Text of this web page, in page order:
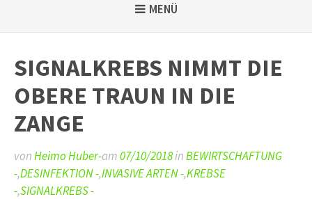
MENÜ
SIGNALKREBS NIMMT DIE
OBERE TRAUN IN DIE
ZANGE
vonHeimo Huber-am07/10/2018inBEWIRTSCHAFTUNG
-,DESINFEKTION -,INVASIVE ARTEN -,KREBSE
-,SIGNALKREBS -